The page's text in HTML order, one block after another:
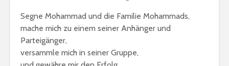
Segne Mohammad und die Familie Mohammads,
mache mich zu einem seiner Anhänger und
Parteigänger,
versammle mich in seiner Gruppe,